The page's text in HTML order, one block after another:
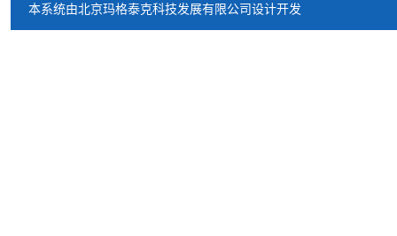
本系统由北京玛格泰克科技发展有限公司设计开发